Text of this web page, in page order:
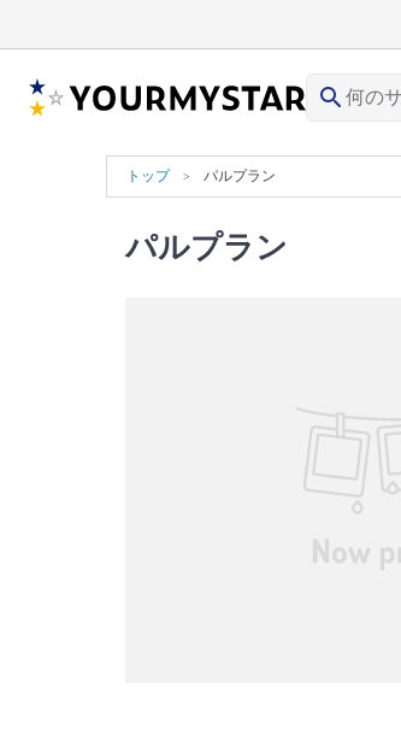
search
トップ パルプラン
パルプラン